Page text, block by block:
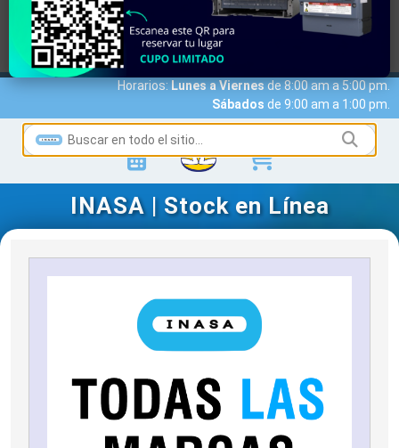
MARCAS ACCESO A CLIENTES
SERVICIOS
NOTICIAS
NOSOTROS
Horarios:Lunes a Viernesde 8:00 am a 5:00 pm.
Sábados de 9:00 am a 1:00 pm.
INASA | Stock en Línea